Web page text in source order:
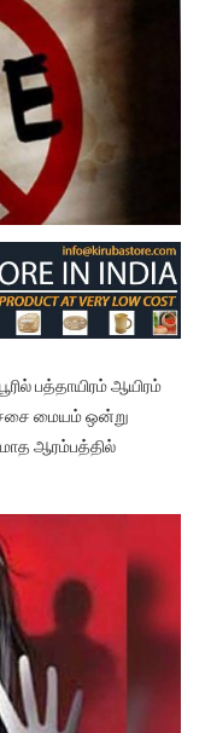
பத்தாயிரம் ஆயிரம்
மையம் ஒன்று
ஆரம்பத்தில்